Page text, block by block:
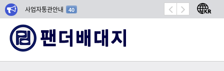
사업자통관안내 40 항공기 밀봉 시장 성